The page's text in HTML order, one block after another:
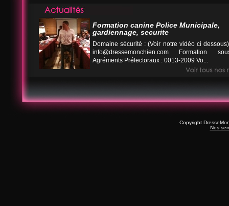
Formation canine Police Municipale,
gardiennage, securite
Domaine sécurité : (Voir notre vidéo ci
info@dressemonchien.com Formation
Agréments Préfectoraux : 0013-2009 Vo...
Copyright
Nos